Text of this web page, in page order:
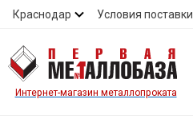
Краснодар Условия поставки
Контакты
Контакты
Интернет-магазин металлопроката